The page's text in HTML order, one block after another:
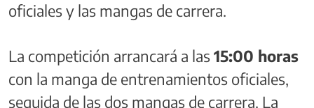
oficiales y las mangas de carrera.
La competición arrancará a las 15:00 horas
con la manga de entrenamientos oficiales,
seguida de las dos mangas de carrera. La